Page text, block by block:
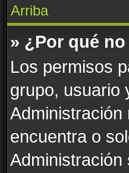
Arriba
» ¿Por qué
Los permisos
grupo, usuario
Administración
encuentra o
Administración